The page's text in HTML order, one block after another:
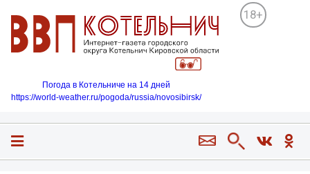
18+
Погода в Котельниче на 14 дней
https://world-weather.ru/pogoda/russia/novosibirsk/